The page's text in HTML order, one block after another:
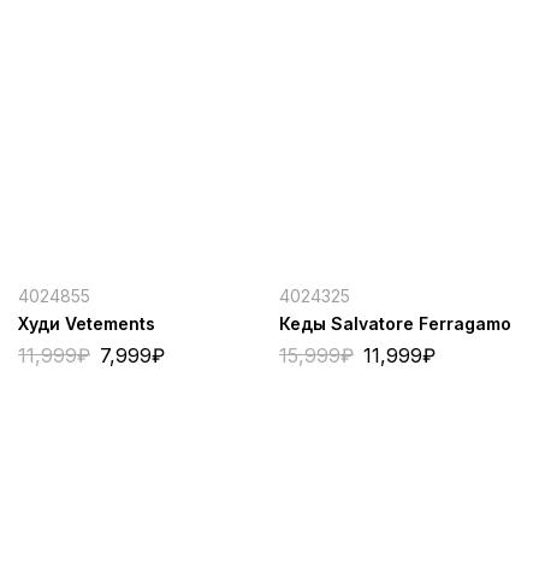
4024855
Худи Vetements
11,999₽ 7,999₽
4024325
Кеды Salvatore Ferragamo
15,999₽ 11,999₽